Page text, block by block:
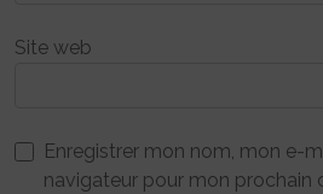
Site web
Enregistrer mon nom, mon e-
navigateur pour mon prochain